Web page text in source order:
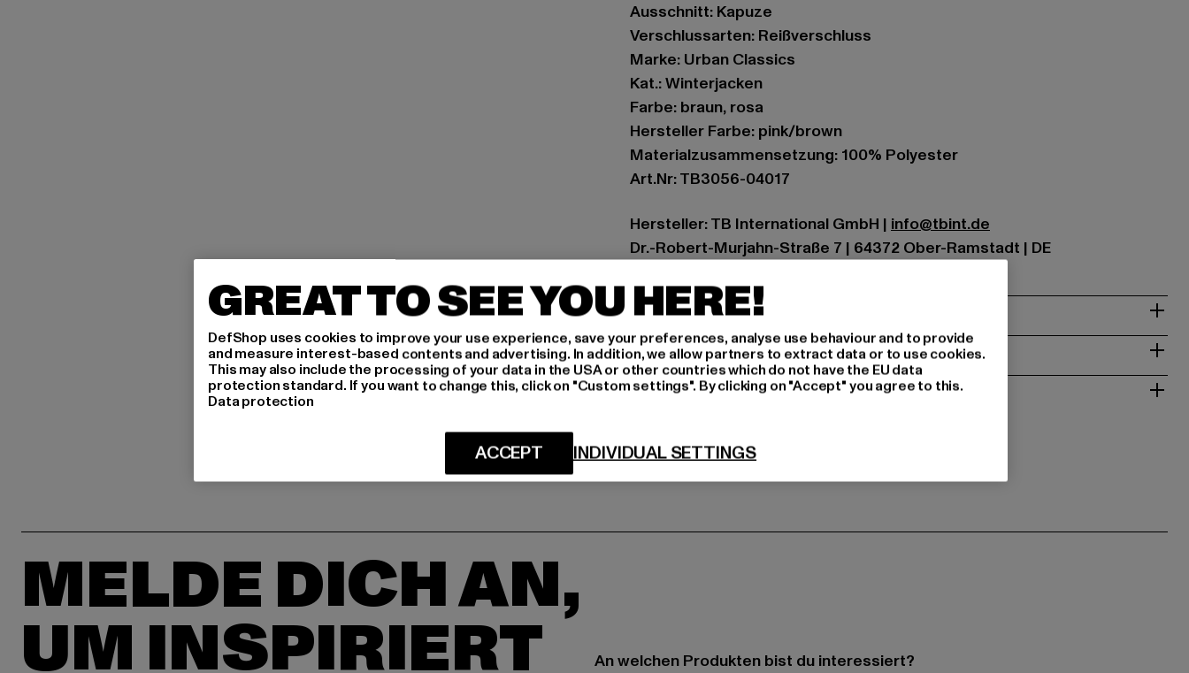
Ausschnitt: Kapuze
Verschlussarten: Reißverschluss
Marke: Urban Classics
Kat.: Winterjacken
Farbe: braun, rosa
Hersteller Farbe: pink/brown
Materialzusammensetzung: 100% Polyester
Art.Nr: TB3056-04017
Hersteller: TB International GmbH | info@tbint.de
Dr.-Robert-Murjahn-Straße 7 | 64372 Ober-Ramstadt | DE
GRÖSSE & PASSFORM
PFLEGEHINWEISE
LIEFERUNG & RÜCKGABE
MELDE DICH AN,
UM INSPIRIERT
An welchen Produkten bist du interessiert?
GREAT TO SEE YOU HERE!
DefShop uses cookies to improve your use experience, save your preferences, analyse use behaviour and to provide
and measure interest-based contents and advertising. In addition, we allow partners to extract data or to use cookies.
This may also include the processing of your data in the USA or other countries which do not have the EU data
protection standard. If you want to change this, click on "Custom settings". By clicking on "Accept" you agree to this.
Data protection
INDIVIDUAL SETTINGS
ACCEPT